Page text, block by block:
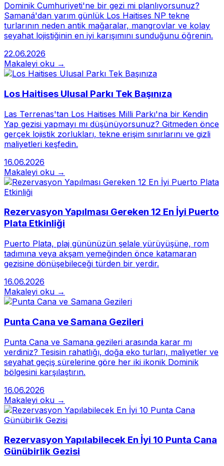
Dominik Cumhuriyeti'ne bir gezi mi planlıyorsunuz?
Samaná'dan yarım günlük Los Haitises NP tekne
turlarının neden antik mağaralar, mangrovlar ve kolay
seyahat lojistiğinin en iyi karışımını sunduğunu öğrenin.
22.06.2026
Makaleyi oku →
Los Haitises Ulusal Parkı Tek Başınıza
Las Terrenas'tan Los Haitises Milli Parkı'na bir Kendin
Yap gezisi yapmayı mı düşünüyorsunuz? Gitmeden önce
gerçek lojistik zorlukları, tekne erişim sınırlarını ve gizli
maliyetleri keşfedin.
16.06.2026
Makaleyi oku →
Rezervasyon Yapılması Gereken 12 En İyi Puerto
Plata Etkinliği
Puerto Plata, plaj gününüzün şelale yürüyüşüne, rom
tadımına veya akşam yemeğinden önce katamaran
gezisine dönüşebileceği türden bir yerdir.
16.06.2026
Makaleyi oku →
Punta Cana ve Samana Gezileri
Punta Cana ve Samana gezileri arasında karar mı
verdiniz? Tesisin rahatlığı, doğa eko turları, maliyetler ve
seyahat geçiş sürelerine göre her iki ikonik Dominik
bölgesini karşılaştırın.
16.06.2026
Makaleyi oku →
Rezervasyon Yapılabilecek En İyi 10 Punta Cana
Günübirlik Gezisi